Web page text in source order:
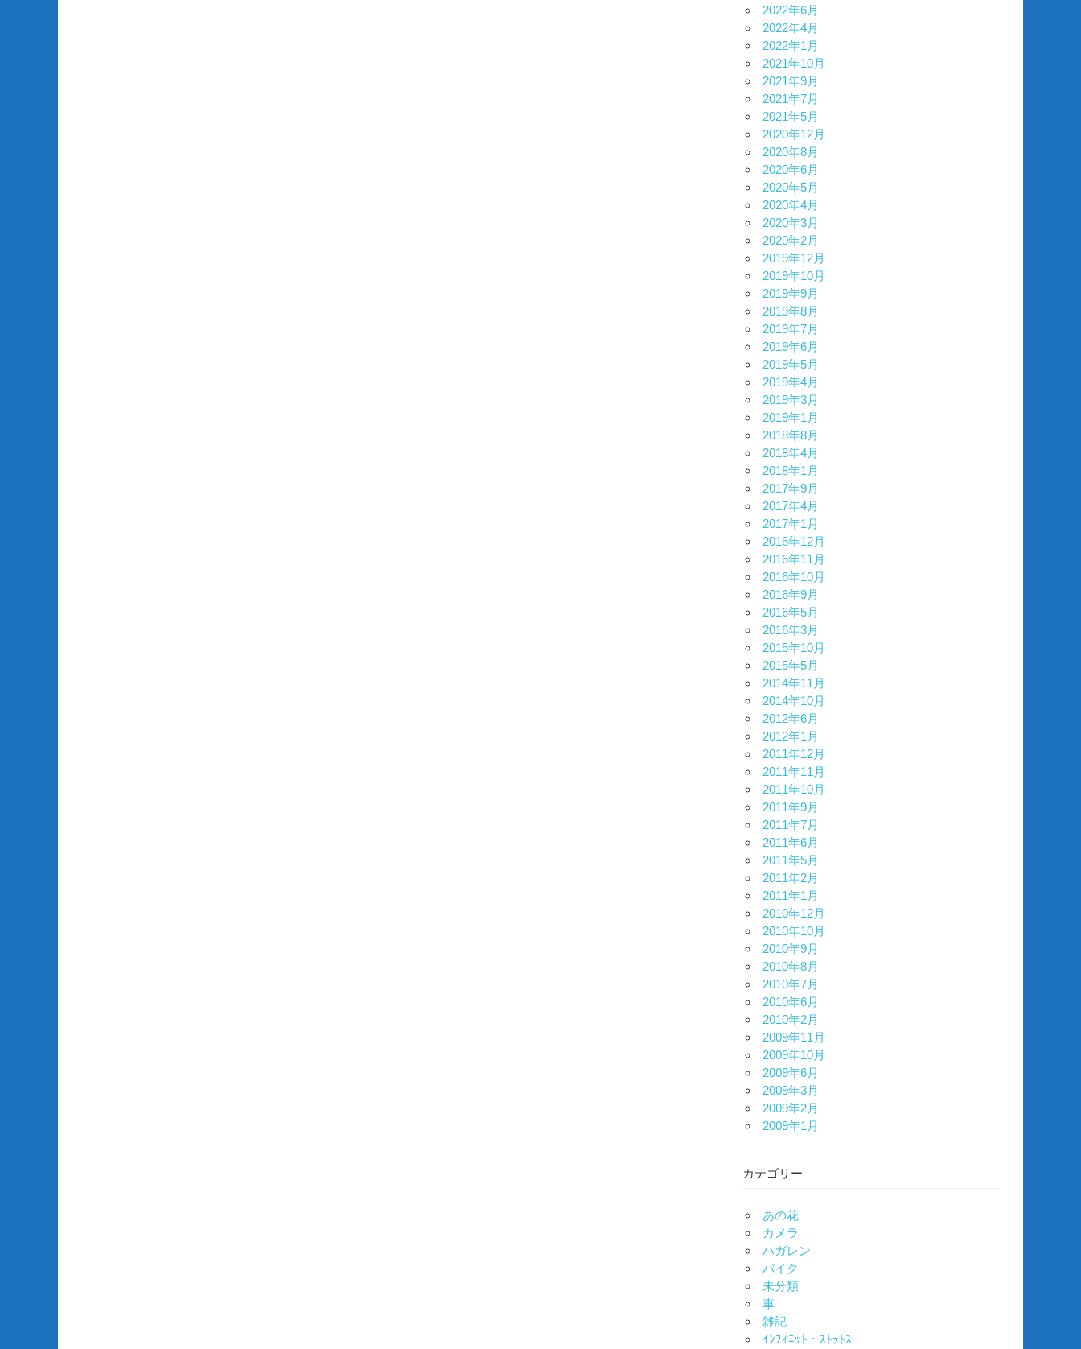
2022年6月
2022年4月
2022年1月
2021年10月
2021年9月
2021年7月
2021年5月
2020年12月
2020年8月
2020年6月
2020年5月
2020年4月
2020年3月
2020年2月
2019年12月
2019年10月
2019年9月
2019年8月
2019年7月
2019年6月
2019年5月
2019年4月
2019年3月
2019年1月
2018年8月
2018年4月
2018年1月
2017年9月
2017年4月
2017年1月
2016年12月
2016年11月
2016年10月
2016年9月
2016年5月
2016年3月
2015年10月
2015年5月
2014年11月
2014年10月
2012年6月
2012年1月
2011年12月
2011年11月
2011年10月
2011年9月
2011年7月
2011年6月
2011年5月
2011年2月
2011年1月
2010年12月
2010年10月
2010年9月
2010年8月
2010年7月
2010年6月
2010年2月
2009年11月
2009年10月
2009年6月
2009年3月
2009年2月
2009年1月
カテゴリー
あの花
カメラ
ハガレン
バイク
未分類
車
雑記
ｲﾝﾌｨﾆｯﾄ・ｽﾄﾗﾄｽ